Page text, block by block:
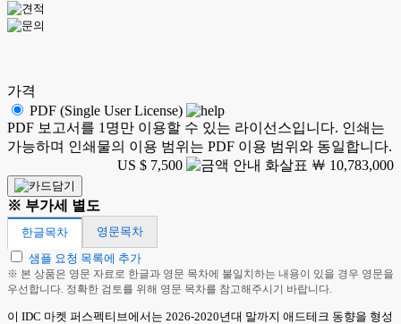
가격
PDF (Single User License)
PDF 보고서를 1명만 이용할 수 있는 라이선스입니다. 인쇄는
가능하며 인쇄물의 이용 범위는 PDF 이용 범위와 동일합니다.
US $ 7,500
￦ 10,783,000
※ 부가세 별도
한글목차
영문목차
샘플 요청 목록에 추가
※ 본 상품은 영문 자료로 한글과 영문 목차에 불일치하는 내용이 있을 경우 영문을
우선합니다. 정확한 검토를 위해 영문 목차를 참고해주시기 바랍니다.
이 IDC 마켓 퍼스펙티브에서는 2026-2020년대 말까지 애드테크 동향을 형성